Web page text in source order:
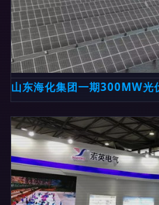
山东海化集团一期300MW光